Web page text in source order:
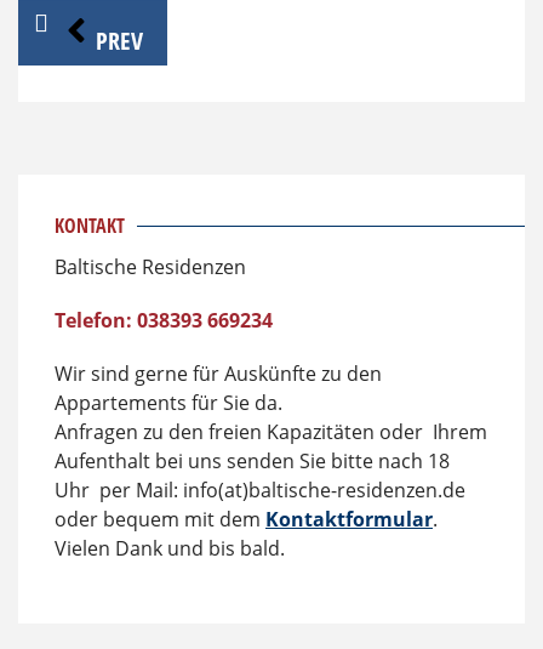
Beitragsnavigation
PREV
KONTAKT
Baltische Residenzen
Telefon: 038393 669234
Wir sind gerne für Auskünfte zu den
Appartements für Sie da.
Anfragen zu den freien Kapazitäten oder Ihrem
Aufenthalt bei uns senden Sie bitte nach 18
Uhr per Mail: info(at)baltische-residenzen.de
oder bequem mit dem Kontaktformular.
Vielen Dank und bis bald.